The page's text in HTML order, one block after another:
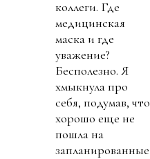
коллеги. Где
медицинская
маска и где
уважение?
Бесполезно. Я
хмыкнула про
себя, подумав, что
хорошо еще не
пошла на
запланированные